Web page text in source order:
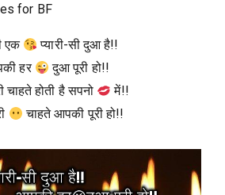
for BF
एक
प्यारी-सी दुआ है!!
हर
दुआ पूरी हो!!
चाहते होती है सपनो
में!!
चाहते आपकी पूरी हो!!